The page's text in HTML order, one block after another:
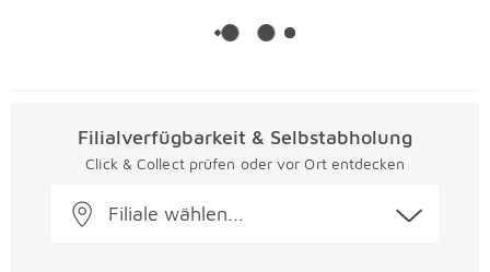
Filialverfügbarkeit & Selbstabholung
Click & Collect prüfen oder vor Ort entdecken
Filiale wählen...